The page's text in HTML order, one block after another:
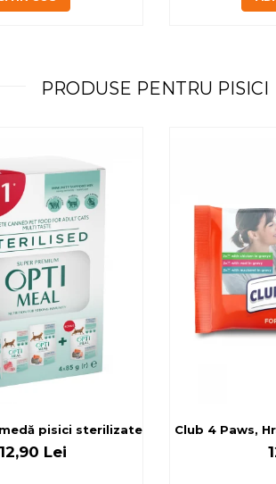
PRODUSE PENTRU PISICI
si pui in sos, set 3+1, 4*0,085kg
pisici sterilizate, diferite arome,
12,90 Lei
Club 4 Paws,